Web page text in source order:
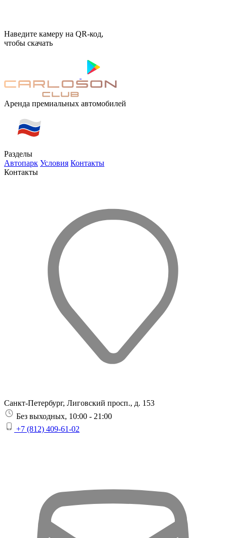
Наведите камеру на QR-код,
чтобы скачать
Аренда премиальных автомобилей
Разделы
Автопарк Условия Контакты
Контакты
Санкт-Петербург, Лиговский просп., д. 153
Без выходных, 10:00 - 21:00
+7 (812) 409-61-02